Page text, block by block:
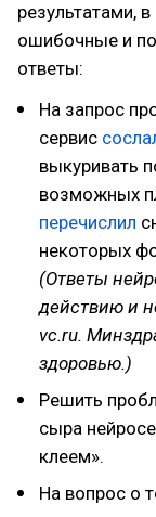
результатами,
ошибочные и
ответы:
На запрос
сервис
выкуривать
возможных
перечислил
некоторых
(Ответы
действию и
vc.ru.
здоровью.)
Решить
сыра
клеем».
На вопрос о